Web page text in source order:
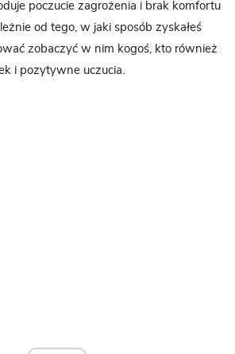
poczucie zagrożenia i brak komfortu
od tego, w jaki sposób zyskałeś
zobaczyć w nim kogoś, kto również
i pozytywne uczucia.